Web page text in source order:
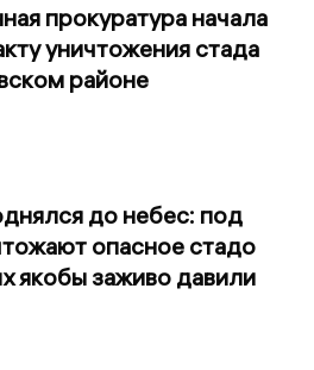
прокуратура начала
уничтожения стада
районе
до небес: под
опасное стадо
якобы заживо давили